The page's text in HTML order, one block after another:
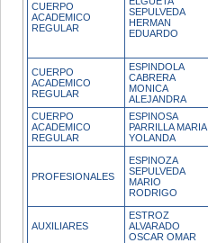
CUERPO
ACADEMICO
REGULAR
SEPULVEDA
HERMAN
EDUARDO
CUERPO
ACADEMICO
REGULAR
ESPINDOLA
CABRERA
MONICA
ALEJANDRA
CUERPO
ACADEMICO
REGULAR
ESPINOSA
PARRILLA MARIA
YOLANDA
PROFESIONALES
ESPINOZA
SEPULVEDA
MARIO
RODRIGO
AUXILIARES
ESTROZ
ALVARADO
OSCAR OMAR